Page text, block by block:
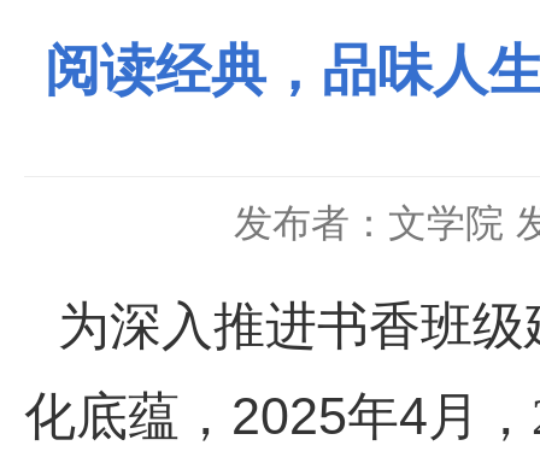
阅读经典，品味人
发布者：文学院
为深入推进书香班
化底蕴， 2025年4月 ，